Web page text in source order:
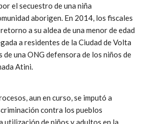
el secuestro de una niña
aborigen. En 2014, los fiscales
a su aldea de una menor de edad
a residentes de la Ciudad de Volta
de una ONG defensora de los niños de
Atini.
aun en curso, se imputó a
contra los pueblos
utilización de niños y adultos en la